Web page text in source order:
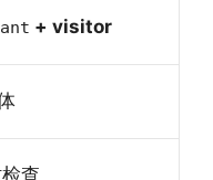
+ visitor
查